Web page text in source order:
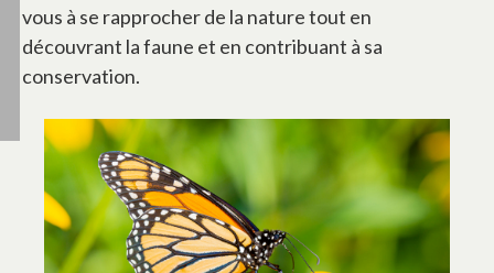
vous à se rapprocher de la nature tout en
découvrant la faune et en contribuant à sa
conservation.